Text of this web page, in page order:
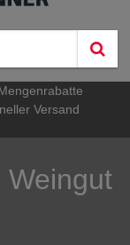
Versand
Weingut